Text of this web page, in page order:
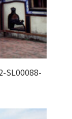
SL00088-